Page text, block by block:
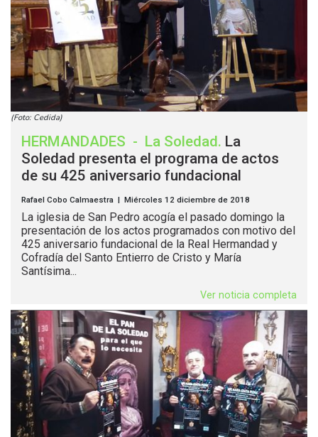
(Foto: Cedida)
HERMANDADES - La Soledad. La
Soledad presenta el programa de actos
de su 425 aniversario fundacional
Rafael Cobo Calmaestra | Miércoles 12 diciembre de 2018
La iglesia de San Pedro acogía el pasado domingo la
presentación de los actos programados con motivo del
425 aniversario fundacional de la Real Hermandad y
Cofradía del Santo Entierro de Cristo y María
Santísima...
Ver noticia completa